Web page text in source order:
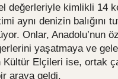
değerleriyle kimlikli 14
aynı denizin balığını
Onlar, Anadolu’nun
yaşatmaya ve
Elçileri ise, ortak
araya geldi.